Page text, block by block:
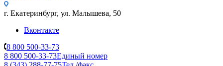
г. Екатеринбург, ул. Малышева, 50
Вконтакте
8 800 500-33-73
8 800 500-33-73Единый номер